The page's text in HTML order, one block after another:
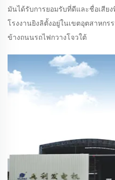
มันได้รับการยอมรับที่ดีและชื่อเสีย
โรงงานยิงลิตั้งอยู่ในเขตอุตสาหกร
ข้างถนนรถไฟกวางโจวใต้